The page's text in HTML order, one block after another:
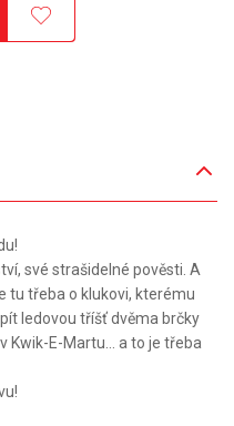
své strašidelné pověsti. A
tu třeba o klukovi, kterému
ledovou tříšť dvěma brčky
Kwik-E-Martu… a to je třeba